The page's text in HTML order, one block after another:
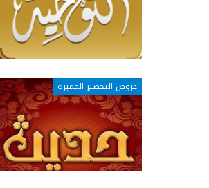
عروض التحضير المميزة